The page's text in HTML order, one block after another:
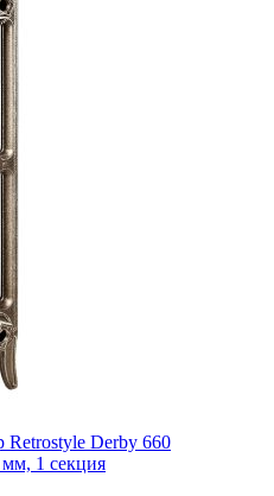
Retrostyle Derby 660
1 секция